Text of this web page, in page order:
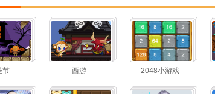
节 西游 2048小游戏